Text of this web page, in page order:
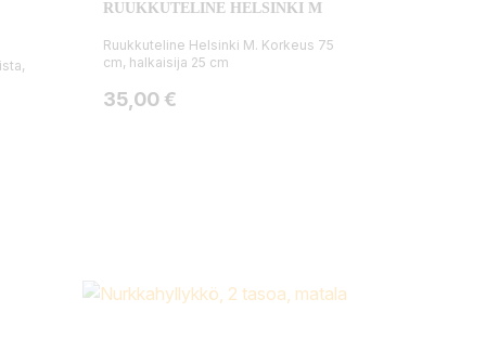
RUUKKUTELINE HELSINKI M
Ruukkuteline Helsinki M. Korkeus 75
cm, halkaisija 25 cm
Hinta
35,00 €